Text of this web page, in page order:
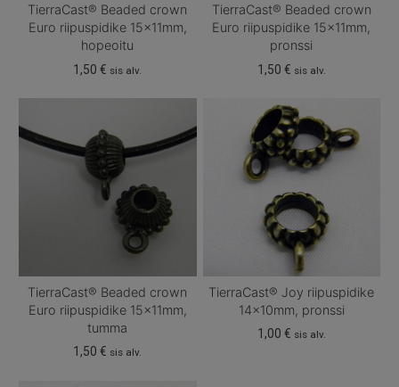
TierraCast® Beaded crown
Euro riipuspidike 15x11mm,
hopeoitu
1,50€ sis alv.
TierraCast® Beaded crown
Euro riipuspidike 15x11mm,
pronssi
1,50 € sis alv.
TierraCast® Beaded crown
Euro riipuspidike 15x11mm,
tumma
1,50€ sis alv.
TierraCast® Joy riipuspidike
14x10mm, pronssi
1,00 € sis alv.